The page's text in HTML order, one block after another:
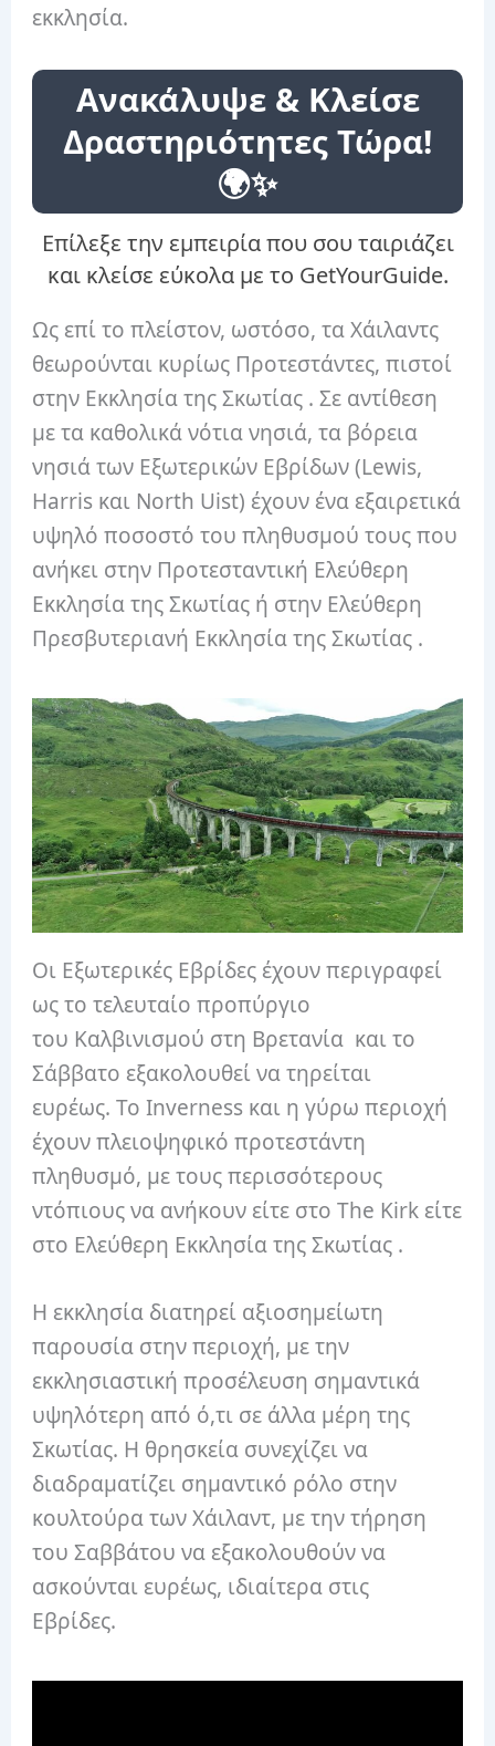
εκκλησία.
Ανακάλυψε & Κλείσε
Δραστηριότητες Τώρα!
🌍✨
Επίλεξε την εμπειρία που σου ταιριάζει
και κλείσε εύκολα με το GetYourGuide.
Ως επί το πλείστον, ωστόσο, τα Χάιλαντς
θεωρούνται κυρίως Προτεστάντες, πιστοί
στην Εκκλησία της Σκωτίας . Σε αντίθεση
με τα καθολικά νότια νησιά, τα βόρεια
νησιά των Εξωτερικών Εβρίδων (Lewis,
Harris και North Uist) έχουν ένα εξαιρετικά
υψηλό ποσοστό του πληθυσμού τους που
ανήκει στην Προτεσταντική Ελεύθερη
Εκκλησία της Σκωτίας ή στην Ελεύθερη
Πρεσβυτεριανή Εκκλησία της Σκωτίας .
Οι Εξωτερικές Εβρίδες έχουν περιγραφεί
ως το τελευταίο προπύργιο
του Καλβινισμού στη Βρετανία και το
Σάββατο εξακολουθεί να τηρείται
ευρέως. Το Inverness και η γύρω περιοχή
έχουν πλειοψηφικό προτεστάντη
πληθυσμό, με τους περισσότερους
ντόπιους να ανήκουν είτε στο The Kirk είτε
στο Ελεύθερη Εκκλησία της Σκωτίας .
Η εκκλησία διατηρεί αξιοσημείωτη
παρουσία στην περιοχή, με την
εκκλησιαστική προσέλευση σημαντικά
υψηλότερη από ό,τι σε άλλα μέρη της
Σκωτίας. Η θρησκεία συνεχίζει να
διαδραματίζει σημαντικό ρόλο στην
κουλτούρα των Χάιλαντ, με την τήρηση
του Σαββάτου να εξακολουθούν να
ασκούνται ευρέως, ιδιαίτερα στις
Εβρίδες.